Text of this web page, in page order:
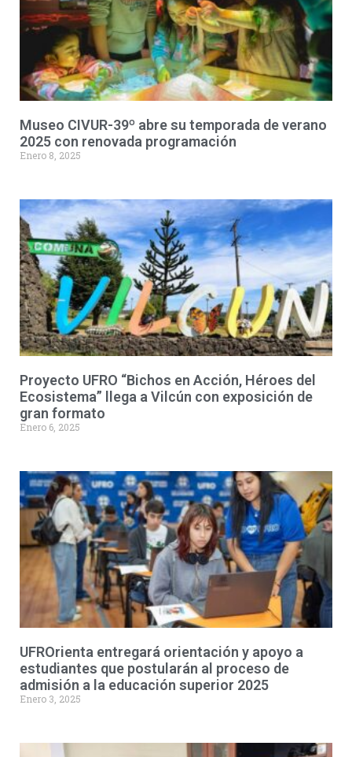
Museo CIVUR-39º abre su temporada de verano
2025 con renovada programación
Enero 8, 2025
Proyecto UFRO “Bichos en Acción, Héroes del
Ecosistema” llega a Vilcún con exposición de
gran formato
Enero 6, 2025
UFROrienta entregará orientación y apoyo a
estudiantes que postularán al proceso de
admisión a la educación superior 2025
Enero 3, 2025